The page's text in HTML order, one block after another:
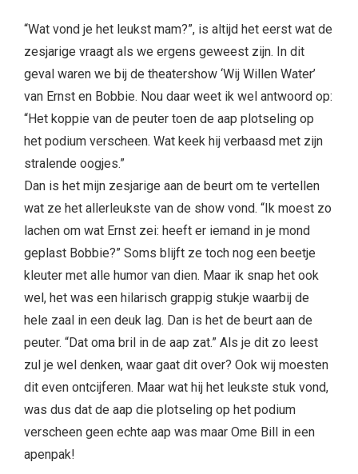
“Wat vond je het leukst mam?”, is altijd het eerst wat de
zesjarige vraagt als we ergens geweest zijn. In dit
geval waren we bij de theatershow ‘Wij Willen Water’
van Ernst en Bobbie. Nou daar weet ik wel antwoord op:
“Het koppie van de peuter toen de aap plotseling op
het podium verscheen. Wat keek hij verbaasd met zijn
stralende oogjes.”
Dan is het mijn zesjarige aan de beurt om te vertellen
wat ze het allerleukste van de show vond. “Ik moest zo
lachen om wat Ernst zei: heeft er iemand in je mond
geplast Bobbie?” Soms blijft ze toch nog een beetje
kleuter met alle humor van dien. Maar ik snap het ook
wel, het was een hilarisch grappig stukje waarbij de
hele zaal in een deuk lag. Dan is het de beurt aan de
peuter. “Dat oma bril in de aap zat.” Als je dit zo leest
zul je wel denken, waar gaat dit over? Ook wij moesten
dit even ontcijferen. Maar wat hij het leukste stuk vond,
was dus dat de aap die plotseling op het podium
verscheen geen echte aap was maar Ome Bill in een
apenpak!